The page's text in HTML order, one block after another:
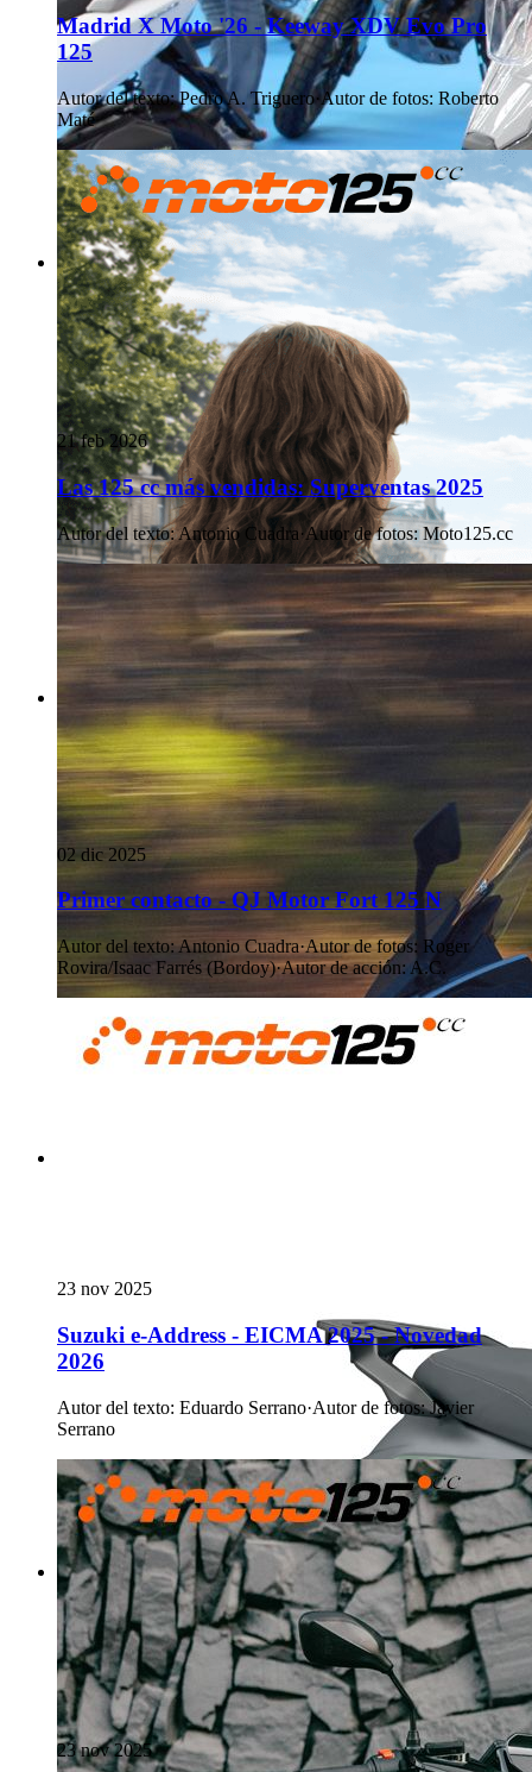
Madrid X Moto '26 - Keeway XDV Evo Pro
125
Autor del texto: Pedro A. Triguero·Autor de fotos: Roberto
Maté
21 feb 2026
Las 125 cc más vendidas: Superventas 2025
Autor del texto:Antonio Cuadra·Autor de fotos: Moto125.cc
02 dic 2025
Primer contacto - QJ Motor Fort 125 N
Autor del texto:Antonio Cuadra·Autor de fotos: Roger
Rovira/Isaac Farrés (Bordoy)·Autor de acción:A.C.
23 nov 2025
Suzuki e-Address - EICMA 2025 - Novedad
2026
Autor del texto: Eduardo Serrano·Autor de fotos: Javier
Serrano
23 nov 2025